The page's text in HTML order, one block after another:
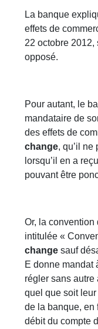
La banque
effets de
22 octobre 2012,
opposé.
Pour autant, le
mandataire de
des effets de
change, qu’il
lorsqu’il en a
pouvant être
Or, la
intitulée «
change sauf
E donne mandat
régler sans autre
quel que soit
de la banque, en
débit du compte